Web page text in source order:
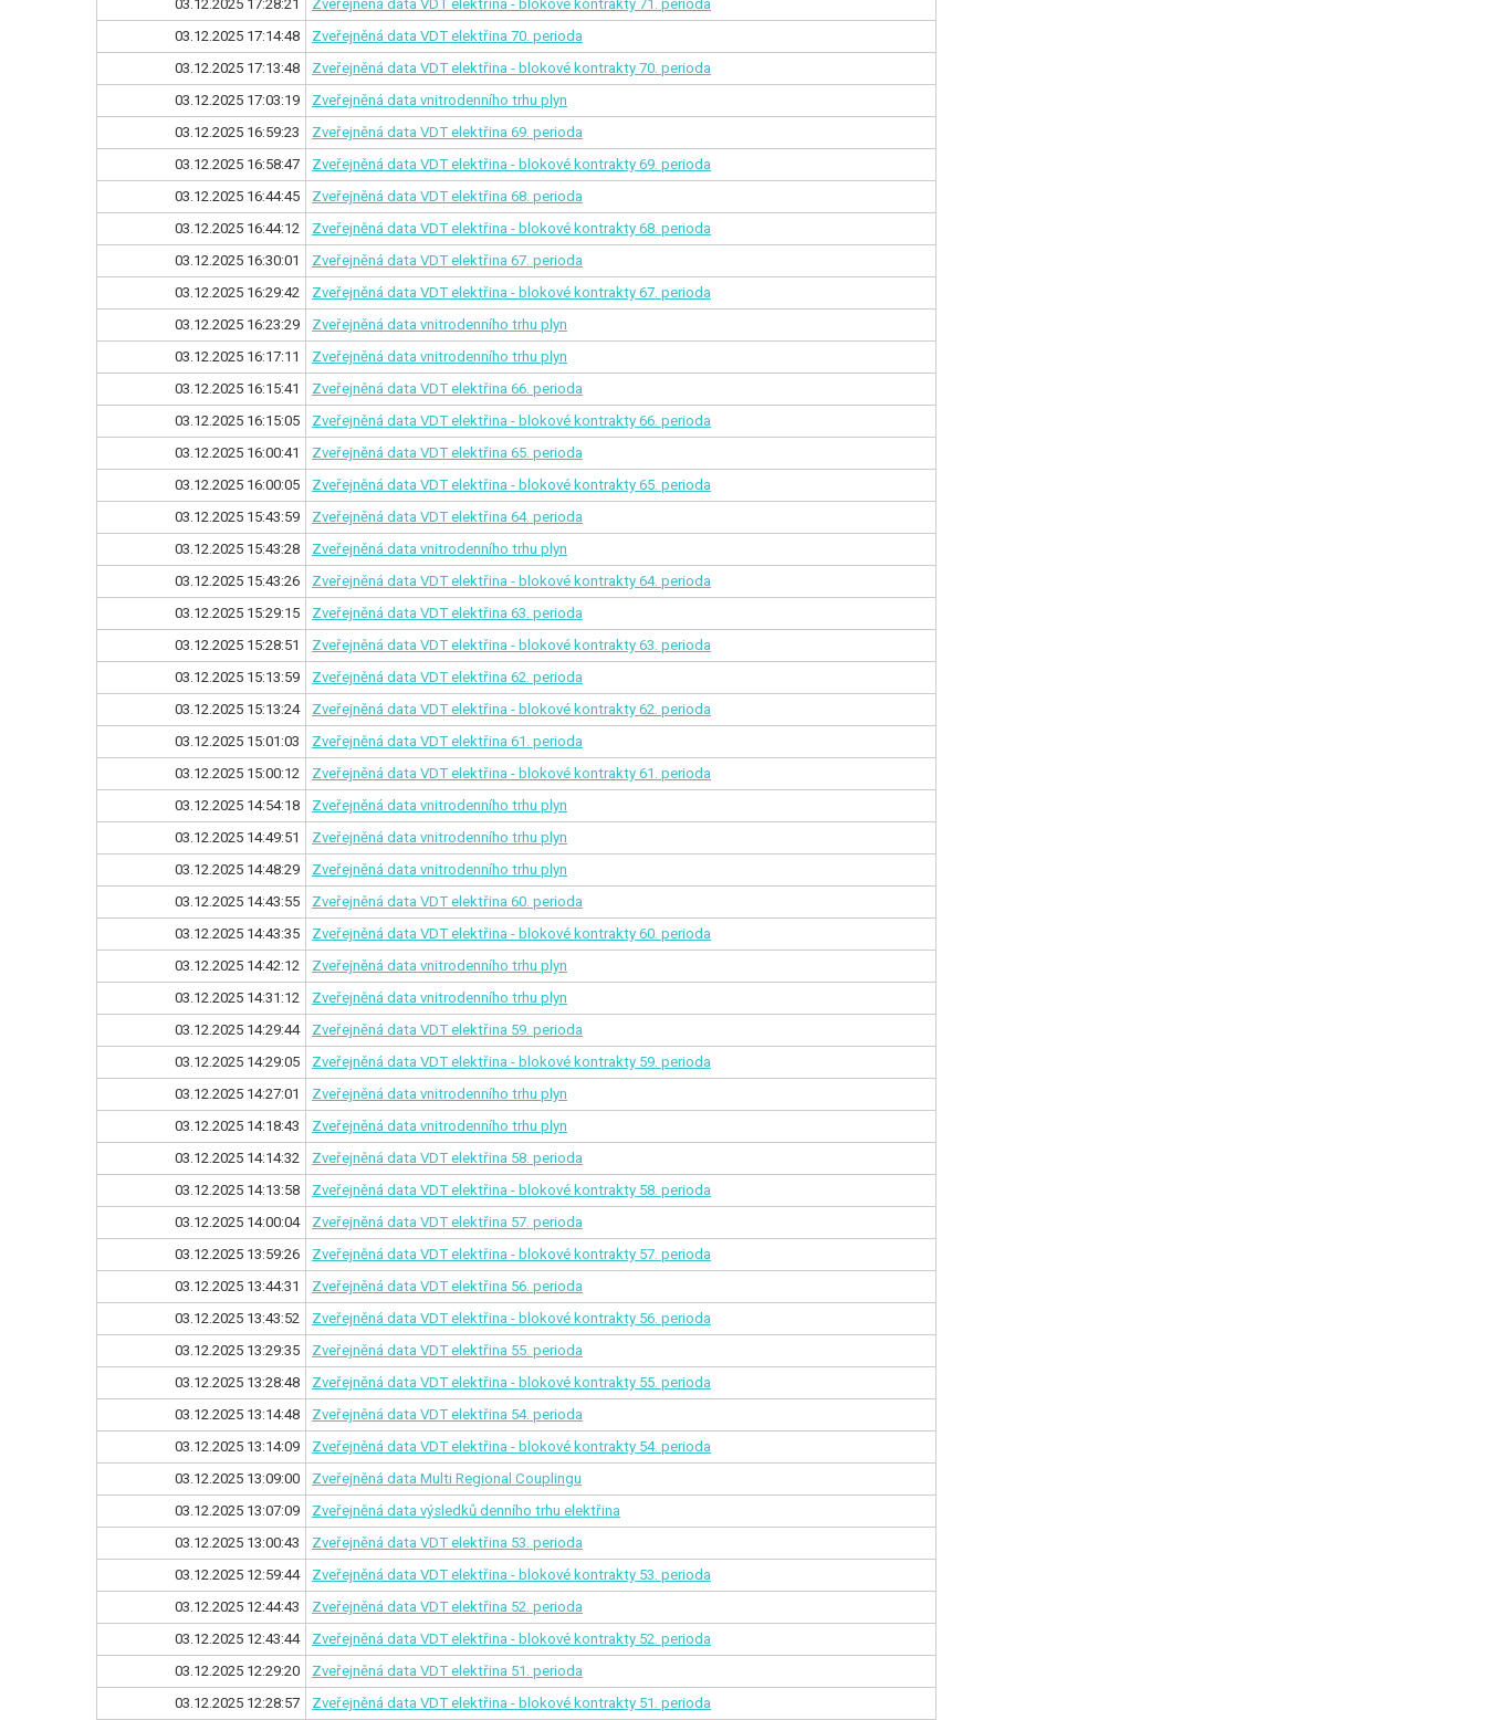
03.12.2025 17:28:21
Zveřejněná data VDT elektřina - blokové kontrakty 71. perioda
03.12.2025 17:14:48
Zveřejněná data VDT elektřina 70. perioda
03.12.2025 17:13:48
Zveřejněná data VDT elektřina - blokové kontrakty 70. perioda
03.12.2025 17:03:19
Zveřejněná data vnitrodenního trhu plyn
03.12.2025 16:59:23
Zveřejněná data VDT elektřina 69. perioda
03.12.2025 16:58:47
Zveřejněná data VDT elektřina - blokové kontrakty 69. perioda
03.12.2025 16:44:45
Zveřejněná data VDT elektřina 68. perioda
03.12.2025 16:44:12
Zveřejněná data VDT elektřina - blokové kontrakty 68. perioda
03.12.2025 16:30:01
Zveřejněná data VDT elektřina 67. perioda
03.12.2025 16:29:42
Zveřejněná data VDT elektřina - blokové kontrakty 67. perioda
03.12.2025 16:23:29
Zveřejněná data vnitrodenního trhu plyn
03.12.2025 16:17:11
Zveřejněná data vnitrodenního trhu plyn
03.12.2025 16:15:41
Zveřejněná data VDT elektřina 66. perioda
03.12.2025 16:15:05
Zveřejněná data VDT elektřina - blokové kontrakty 66. perioda
03.12.2025 16:00:41
Zveřejněná data VDT elektřina 65. perioda
03.12.2025 16:00:05
Zveřejněná data VDT elektřina - blokové kontrakty 65. perioda
03.12.2025 15:43:59
Zveřejněná data VDT elektřina 64. perioda
03.12.2025 15:43:28
Zveřejněná data vnitrodenního trhu plyn
03.12.2025 15:43:26
Zveřejněná data VDT elektřina - blokové kontrakty 64. perioda
03.12.2025 15:29:15
Zveřejněná data VDT elektřina 63. perioda
03.12.2025 15:28:51
Zveřejněná data VDT elektřina - blokové kontrakty 63. perioda
03.12.2025 15:13:59
Zveřejněná data VDT elektřina 62. perioda
03.12.2025 15:13:24
Zveřejněná data VDT elektřina - blokové kontrakty 62. perioda
03.12.2025 15:01:03
Zveřejněná data VDT elektřina 61. perioda
03.12.2025 15:00:12
Zveřejněná data VDT elektřina - blokové kontrakty 61. perioda
03.12.2025 14:54:18
Zveřejněná data vnitrodenního trhu plyn
03.12.2025 14:49:51
Zveřejněná data vnitrodenního trhu plyn
03.12.2025 14:48:29
Zveřejněná data vnitrodenního trhu plyn
03.12.2025 14:43:55
Zveřejněná data VDT elektřina 60. perioda
03.12.2025 14:43:35
Zveřejněná data VDT elektřina - blokové kontrakty 60. perioda
03.12.2025 14:42:12
Zveřejněná data vnitrodenního trhu plyn
03.12.2025 14:31:12
Zveřejněná data vnitrodenního trhu plyn
03.12.2025 14:29:44
Zveřejněná data VDT elektřina 59. perioda
03.12.2025 14:29:05
Zveřejněná data VDT elektřina - blokové kontrakty 59. perioda
03.12.2025 14:27:01
Zveřejněná data vnitrodenního trhu plyn
03.12.2025 14:18:43
Zveřejněná data vnitrodenního trhu plyn
03.12.2025 14:14:32
Zveřejněná data VDT elektřina 58. perioda
03.12.2025 14:13:58
Zveřejněná data VDT elektřina - blokové kontrakty 58. perioda
03.12.2025 14:00:04
Zveřejněná data VDT elektřina 57. perioda
03.12.2025 13:59:26
Zveřejněná data VDT elektřina - blokové kontrakty 57. perioda
03.12.2025 13:44:31
Zveřejněná data VDT elektřina 56. perioda
03.12.2025 13:43:52
Zveřejněná data VDT elektřina - blokové kontrakty 56. perioda
03.12.2025 13:29:35
Zveřejněná data VDT elektřina 55. perioda
03.12.2025 13:28:48
Zveřejněná data VDT elektřina - blokové kontrakty 55. perioda
03.12.2025 13:14:48
Zveřejněná data VDT elektřina 54. perioda
03.12.2025 13:14:09
Zveřejněná data VDT elektřina - blokové kontrakty 54. perioda
03.12.2025 13:09:00
Zveřejněná data Multi Regional Couplingu
03.12.2025 13:07:09
Zveřejněná data výsledků denního trhu elektřina
03.12.2025 13:00:43
Zveřejněná data VDT elektřina 53. perioda
03.12.2025 12:59:44
Zveřejněná data VDT elektřina - blokové kontrakty 53. perioda
03.12.2025 12:44:43
Zveřejněná data VDT elektřina 52. perioda
03.12.2025 12:43:44
Zveřejněná data VDT elektřina - blokové kontrakty 52. perioda
03.12.2025 12:29:20
Zveřejněná data VDT elektřina 51. perioda
03.12.2025 12:28:57
Zveřejněná data VDT elektřina - blokové kontrakty 51. perioda